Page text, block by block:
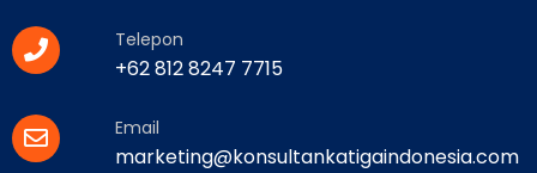
Telepon
+62 812 8247 7715
Email
marketing@konsultankatigaindonesia.com